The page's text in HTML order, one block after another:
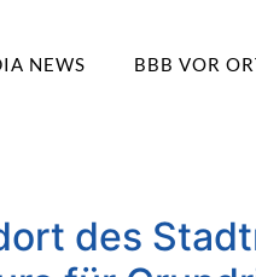
NEWS BBB VOR
des